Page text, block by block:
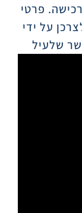
פרטי
על ידי
שלעיל